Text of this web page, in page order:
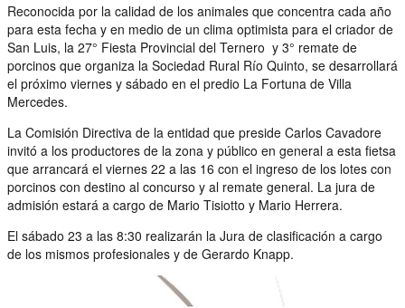
Reconocida por la calidad de los animales que concentra cada año
para esta fecha y en medio de un clima optimista para el criador de
San Luis, la 27° Fiesta Provincial del Ternero y 3° remate de
porcinos que organiza la Sociedad Rural Río Quinto, se desarrollará
el próximo viernes y sábado en el predio La Fortuna de Villa
Mercedes.
La Comisión Directiva de la entidad que preside Carlos Cavadore
invitó a los productores de la zona y público en general a esta fietsa
que arrancará el viernes 22 a las 16 con el ingreso de los lotes con
porcinos con destino al concurso y al remate general. La jura de
admisión estará a cargo de Mario Tisiotto y Mario Herrera.
El sábado 23 a las 8:30 realizarán la Jura de clasificación a cargo
de los mismos profesionales y de Gerardo Knapp.